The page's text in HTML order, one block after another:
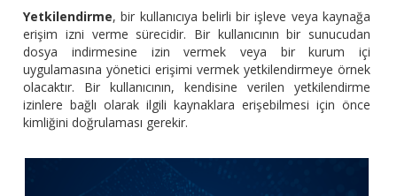
Yetkilendirme, bir kullanıcıya belirli bir işleve veya kaynağa
erişim izni verme sürecidir. Bir kullanıcının bir sunucudan
dosya indirmesine izin vermek veya bir kurum içi
uygulamasına yönetici erişimi vermek yetkilendirmeye örnek
olacaktır. Bir kullanıcının, kendisine verilen yetkilendirme
izinlere bağlı olarak ilgili kaynaklara erişebilmesi için önce
kimliğini doğrulaması gerekir.